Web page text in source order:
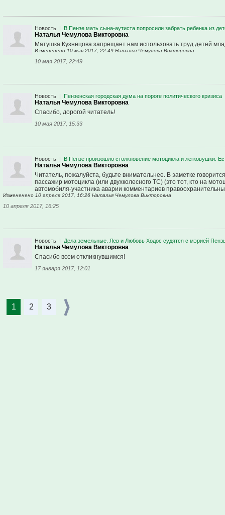
Новость В Пензе мать сына-аутиста попросили забрать ребенка из
Наталья Чемулова Викторовна
Матушка Кузнецова запрещает нам использовать труд детей
Измененено 10 мая 2017, 22:49 Наталья Чемулова Викторовна
10 мая 2017, 22:49
Новость Пензенская городская дума на пороге политического кризиса
Наталья Чемулова Викторовна
Спасибо, дорогой читатель!
10 мая 2017, 15:33
Новость | В Пензе произошло столкновение мотоцикла и легковушки.
Наталья Чемулова Викторовна
Читатель, пожалуйста, будьте внимательнее. В заметке
пассажир мотоцикла (или двухколесного ТС) (это тот, кто на
автомобиля-участника аварии комментариев
Измененено 10 апреля 2017, 16:26 Наталья Чемулова Викторовна
10 апреля 2017, 16:25
Новость | Дела земельные. Лев и Любовь Ходос судятся с мэрией
Наталья Чемулова Викторовна
Спасибо всем откликнувшимся!
17 января 2017, 12:01
1 2 3